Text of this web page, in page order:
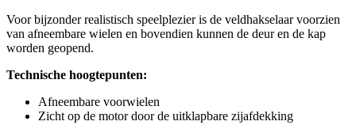
Voor bijzonder realistisch speelplezier is de veldhakselaar voorzien
van afneembare wielen en bovendien kunnen de deur en de kap
worden geopend.
Technische hoogtepunten:
Afneembare voorwielen
Zicht op de motor door de uitklapbare zijafdekking